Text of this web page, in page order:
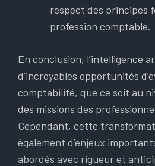
respect des principes
profession comptable.
En conclusion, l’intelligence
d’incroyables opportunités
comptabilité, que ce soit au
des missions des
Cependant, cette
également d’enjeux
abordés avec rigueur et